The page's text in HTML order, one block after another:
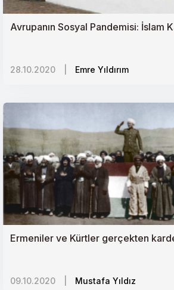
Avrupanın Sosyal Pandemisi: İslam
28.10.2020 Emre Yıldırım
Ermeniler ve Kürtler gerçekten
09.10.2020 Mustafa Yıldız